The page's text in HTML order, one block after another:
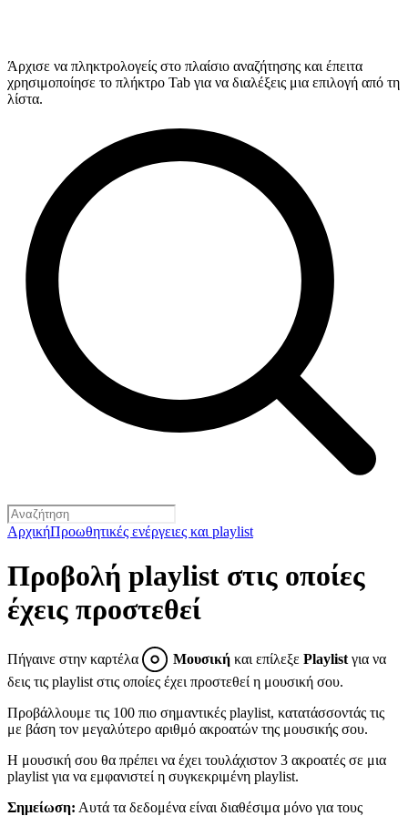
Άρχισε να πληκτρολογείς στο πλαίσιο αναζήτησης και έπειτα
χρησιμοποίησε το πλήκτρο Tab για να διαλέξεις μια επιλογή από τη
λίστα.
ΑρχικήΠροωθητικές ενέργειες και playlist
Προβολή playlist στις οποίες
έχεις προστεθεί
Πήγαινε στην καρτέλα Μουσική και επίλεξε Playlist για να
δεις τις playlist στις οποίες έχει προστεθεί η μουσική σου.
Προβάλλουμε τις 100 πιο σημαντικές playlist, κατατάσσοντάς τις
με βάση τον μεγαλύτερο αριθμό ακροατών της μουσικής σου.
Η μουσική σου θα πρέπει να έχει τουλάχιστον 3 ακροατές σε μια
playlist για να εμφανιστεί η συγκεκριμένη playlist.
Σημείωση: Αυτά τα δεδομένα είναι διαθέσιμα μόνο για τους